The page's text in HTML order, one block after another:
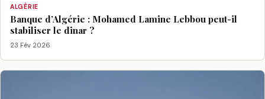
ALGÉRIE
Banque d’Algérie : Mohamed Lamine Lebbou peut-il
stabiliser le dinar ?
23 Fév 2026